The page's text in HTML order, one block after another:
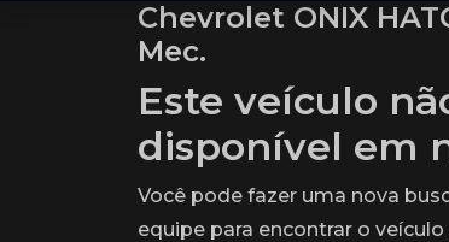
Chevrolet ONIX
Mec.
Este veículo
disponível em
Você pode fazer uma nova
equipe para encontrar o